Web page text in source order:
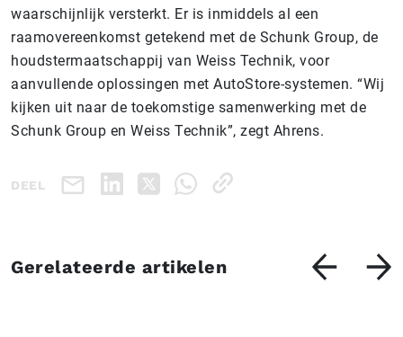
waarschijnlijk versterkt. Er is inmiddels al een
raamovereenkomst getekend met de Schunk Group, de
houdstermaatschappij van Weiss Technik, voor
aanvullende oplossingen met AutoStore-systemen. “Wij
kijken uit naar de toekomstige samenwerking met de
Schunk Group en Weiss Technik”, zegt Ahrens.
DEEL
Gerelateerde artikelen